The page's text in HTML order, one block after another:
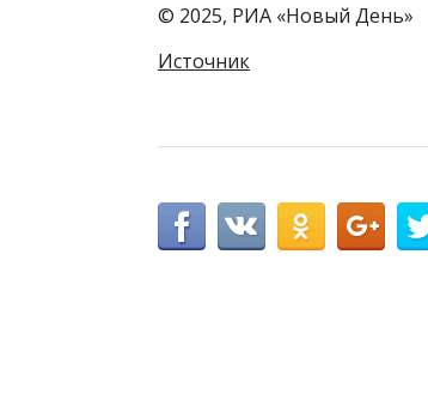
© 2025, РИА «Новый День»
Источник